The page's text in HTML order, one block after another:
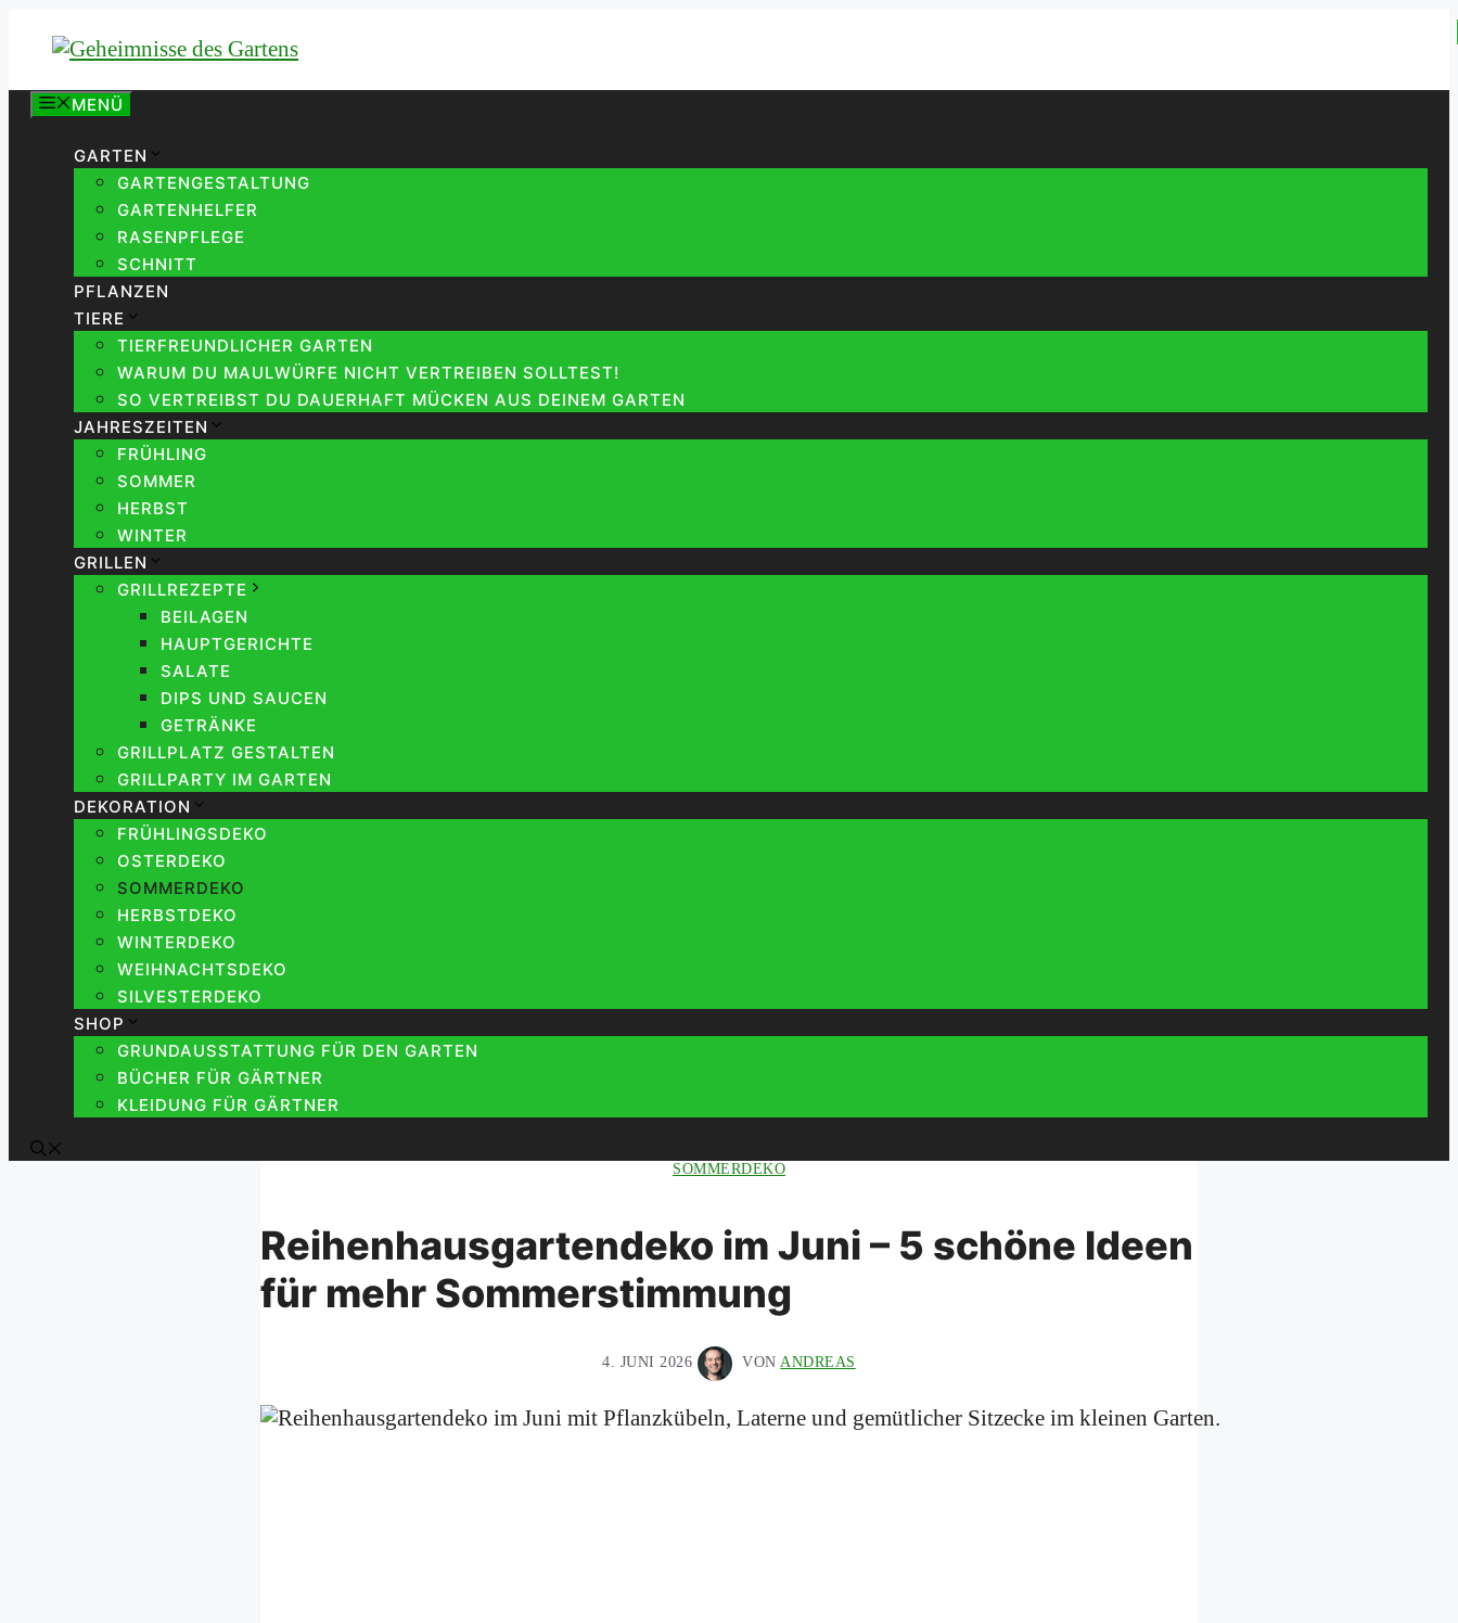
Inhalt
MENÜ
GARTEN
GARTENGESTALTUNG
GARTENHELFER
RASENPFLEGE
SCHNITT
PFLANZEN
TIERE
TIERFREUNDLICHER GARTEN
WARUM DU MAULWÜRFE NICHT VERTREIBEN SOLLTEST!
SO VERTREIBST DU DAUERHAFT MÜCKEN AUS DEINEM GARTEN
JAHRESZEITEN
FRÜHLING
SOMMER
HERBST
WINTER
GRILLEN
GRILLREZEPTE
BEILAGEN
HAUPTGERICHTE
SALATE
DIPS UND SAUCEN
GETRÄNKE
GRILLPLATZ GESTALTEN
GRILLPARTY IM GARTEN
DEKORATION
FRÜHLINGSDEKO
OSTERDEKO
SOMMERDEKO
HERBSTDEKO
WINTERDEKO
WEIHNACHTSDEKO
SILVESTERDEKO
SHOP
GRUNDAUSSTATTUNG FÜR DEN GARTEN
BÜCHER FÜR GÄRTNER
KLEIDUNG FÜR GÄRTNER
SOMMERDEKO
Reihenhausgartendeko im Juni – 5 schöne Ideen
für mehr Sommerstimmung
4. JUNI 2026 VON ANDREAS